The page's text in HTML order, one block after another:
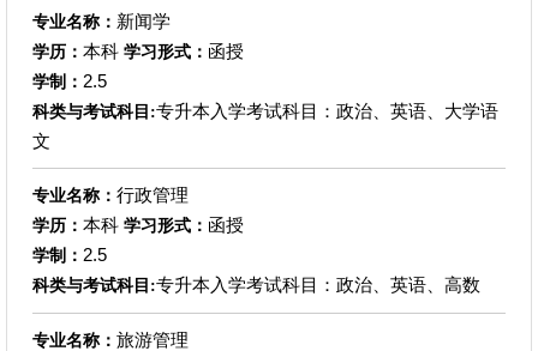
专业名称： 新闻学
学历： 本科 学习形式： 函授
学制： 2.5
科类与考试科目:专升本入学考试科目：政治、英语、大学语
文
专业名称： 行政管理
学历： 本科 学习形式： 函授
学制： 2.5
科类与考试科目:专升本入学考试科目：政治、英语、高数
专业名称： 旅游管理